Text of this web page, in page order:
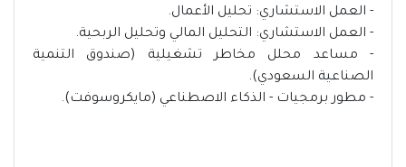
- العمل الاستشاري: تحليل الأعمال.
- العمل الاستشاري: التحليل المالي وتحليل الربحية.
- مساعد محلل مخاطر تشغيلية (صندوق التنمية
الصناعية السعودي).
- مطور برمجيات - الذكاء الاصطناعي (مايكروسوفت).